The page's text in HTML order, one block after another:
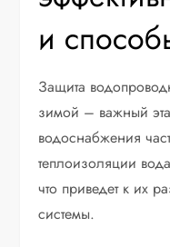
и
Защита
зимой – важный
водоснабжения
теплоизоляции
что приведет к их
системы.